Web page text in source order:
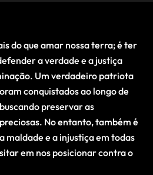
do que amar nossa terra; é ter
a verdade e a justiça
Um verdadeiro patriota
conquistados ao longo de
preservar as
No entanto, também é
maldade e a injustiça em todas
em nos posicionar contra o